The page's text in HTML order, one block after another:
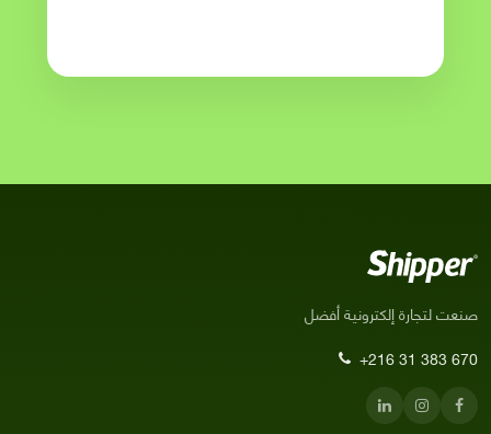
صنعت لتجارة إلكترونية أفضل
+216 31 383 670